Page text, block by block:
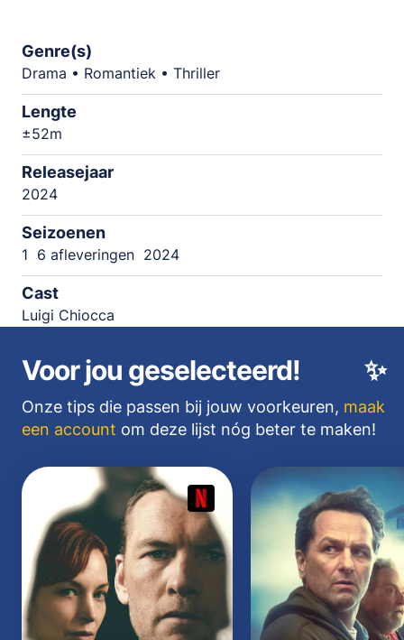
Genre(s)
Drama • Romantiek • Thriller
Lengte
±52m
Releasejaar
2024
Seizoenen
1 6 afleveringen 2024
Cast
Luigi Chiocca
✨
Voor jou geselecteerd!
Onze tips die passen bij jouw voorkeuren, maak
een account om deze lijst nóg beter te maken!